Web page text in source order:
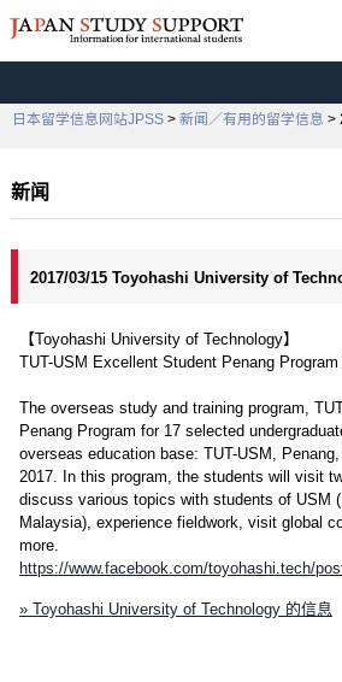
日本留学信息网站JPSS > 新闻／有用的留学信息 >
新闻
2017/03/15 Toyohashi University of
【Toyohashi University of Technology】
TUT-USM Excellent Student Penang Program
The overseas study and training program,
Penang Program for 17 selected
overseas education base: TUT-USM,
2017. In this program, the students will visit
discuss various topics with students of USM
Malaysia), experience fieldwork, visit global
more.
https://www.facebook.com/toyohashi.tech/
» Toyohashi University of Technology 的信息